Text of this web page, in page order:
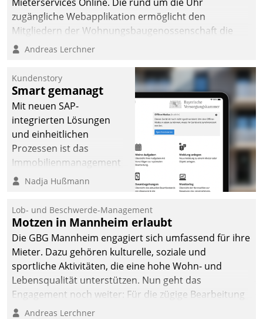
zugängliche Webapplikation ermöglicht den
Mitgliedern der Wohnungs­bau­genossenschaft die
Kontaktaufnahme per Smartphone, Tablet oder PC.
Andreas Lerchner
Kundenstory
Smart gemanagt
Mit neuen SAP-
integrierten Lösungen
und einheitlichen
Prozessen ist das
Immobilienmanagement
der Bayerischen
Ressort Kapitalanlage für
künftige Aufgaben und
Herausforderungen
gerüstet.
Nadja Hußmann
Lob- und Beschwerde-Management
Motzen in Mannheim erlaubt
Die GBG Mannheim engagiert sich umfassend für ihre
Mieter. Dazu gehören kulturelle, soziale und
sportliche Aktivitäten, die eine hohe Wohn- und
Lebensqualität unterstützen. Nun geht das
Engagement noch weiter: Für die zügige Bearbeitung
von Beschwerden – oder Lob – richtet das
Andreas Lerchner